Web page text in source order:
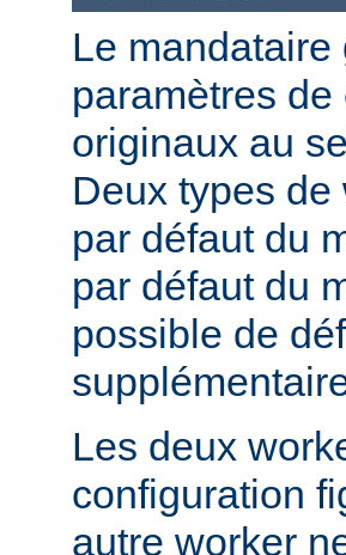
Le
paramètres
originaux au
Deux types
par défaut du
par défaut du
possible de
Les deux
configuration
autre worker